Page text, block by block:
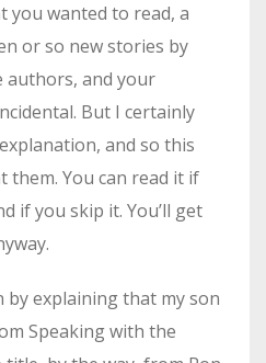
you wanted to read, a
or so new stories by
and your
But I certainly
and so this
them. You can read it if
if you skip it. You’ll get
by explaining that my son
Speaking with the